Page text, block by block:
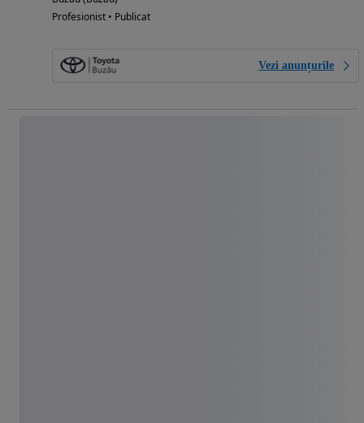
Profesionist • Publicat
Vezi anunțurile